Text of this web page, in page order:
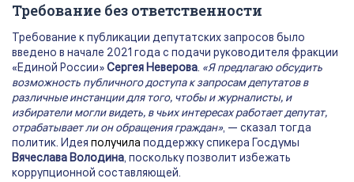
Требование без ответственности
Требование к публикации депутатских запросов было
введено в начале 2021 года с подачи руководителя фракции
«Единой России»Сергея Неверова. «Я предлагаю обсудить
возможность публичного доступа к запросам депутатов в
различные инстанции для того, чтобы и журналисты, и
избиратели могли видеть, в чьих интересах работает депутат,
отрабатывает ли он обращения граждан», — сказал тогда
политик. Идея получила поддержку спикера Госдумы
Вячеслава Володина, поскольку позволит избежать
коррупционной составляющей.